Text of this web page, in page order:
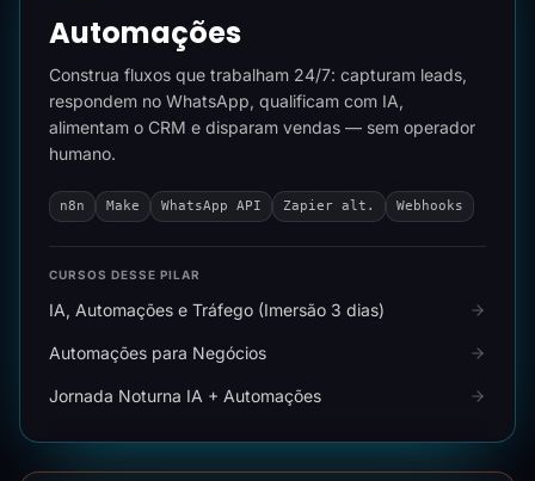
Automações
Construa fluxos que trabalham 24/7: capturam leads,
respondem no WhatsApp, qualificam com IA,
alimentam o CRM e disparam vendas — sem operador
humano.
n8n Make WhatsApp API Zapier alt. Webhooks
CURSOS DESSE PILAR
IA, Automações e Tráfego (Imersão 3 dias)
Automações para Negócios
Jornada Noturna IA + Automações